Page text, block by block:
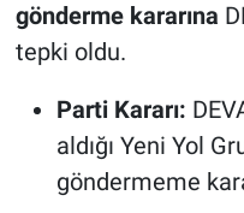
gönderme kararına
tepki oldu.
Parti Kararı:
aldığı Yeni Yol
göndermeme